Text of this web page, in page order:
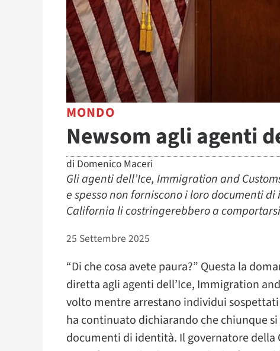
MONDO
Newsom agli agenti
di Domenico Maceri
Gli agenti dell’Ice, Immigration and
e spesso non forniscono i loro documenti
California li costringerebbero a
25 Settembre 2025
“Di che cosa avete paura?” Questa la
diretta agli agenti dell’Ice, Immigration
volto mentre arrestano individui sospettati
ha continuato dichiarando che chiunque
documenti di identità. Il governatore